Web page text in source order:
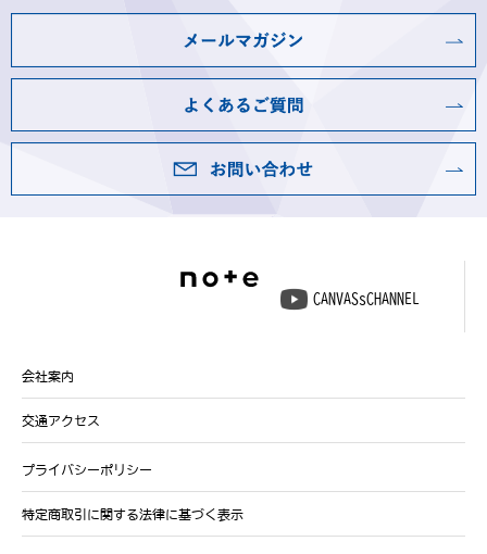
CANVASsCHANNEL
会社案内
交通アクセス
プライバシーポリシー
特定商取引に関する法律に基づく表示